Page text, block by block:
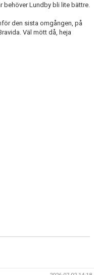
Lundby bli lite bättre.
den sista omgången, på
Väl mött då, heja